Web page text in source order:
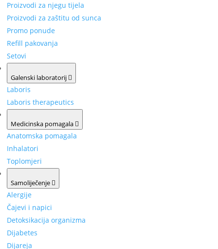
Proizvodi za njegu tijela
Proizvodi za zaštitu od sunca
Promo ponude
Refill pakovanja
Setovi
Galenski laboratorij
Laboris
Laboris therapeutics
Medicinska pomagala
Anatomska pomagala
Inhalatori
Toplomjeri
Samoliječenje
Alergije
Čajevi i napici
Detoksikacija organizma
Dijabetes
Dijareja